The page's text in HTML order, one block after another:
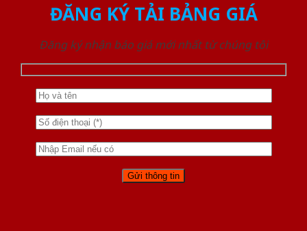
ĐĂNG KÝ TẢI BẢNG GIÁ
Đăng ký nhận báo giá mới nhất từ chúng tôi